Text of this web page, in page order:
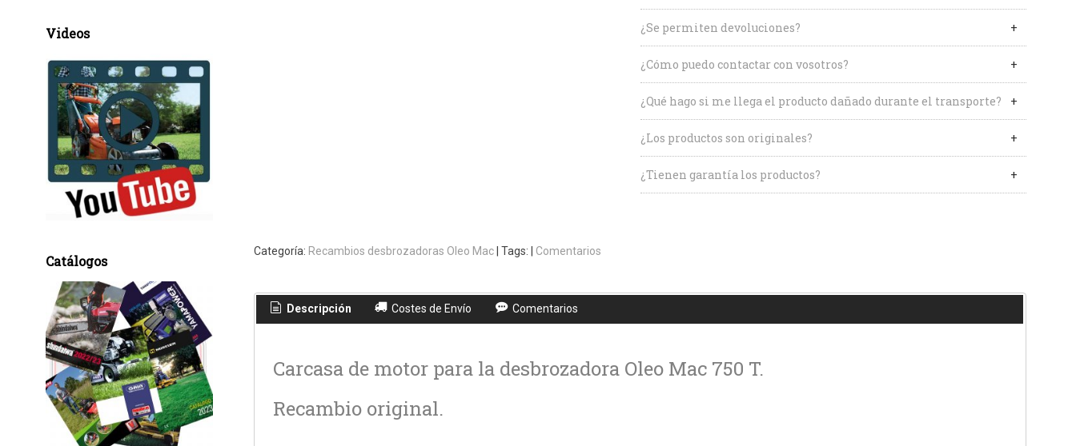
Videos
Catálogos
¿Se permiten devoluciones?
¿Cómo puedo contactar con vosotros?
¿Qué hago si me llega el producto dañado durante el transporte?
¿Los productos son originales?
¿Tienen garantía los productos?
Categoría: Recambios desbrozadoras Oleo Mac| Tags: | Comentarios
Descripción Costes de Envío Comentarios
Carcasa de motor para la desbrozadora Oleo Mac 750 T.
Recambio original.